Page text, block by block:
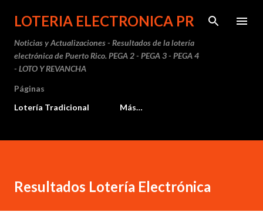
Ir al contenido principal
LOTERIA ELECTRONICA PR
Noticias y Actualizaciones - Resultados de la lotería
electrónica de Puerto Rico. PEGA 2 - PEGA 3 - PEGA 4
- LOTO Y REVANCHA
Páginas
Lotería Tradicional
Más…
Resultados Lotería Electrónica